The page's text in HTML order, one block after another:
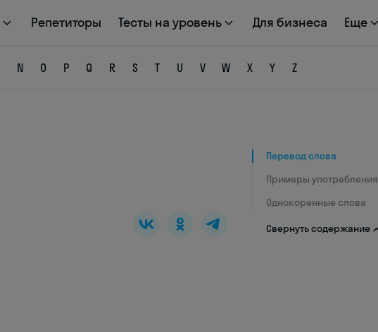
Репетиторы Тесты на уровень Для бизнеса Еще
N O P Q R S T U V W X Y Z
Перевод слова
Примеры употребления
Однокоренные слова
Свернуть содержание